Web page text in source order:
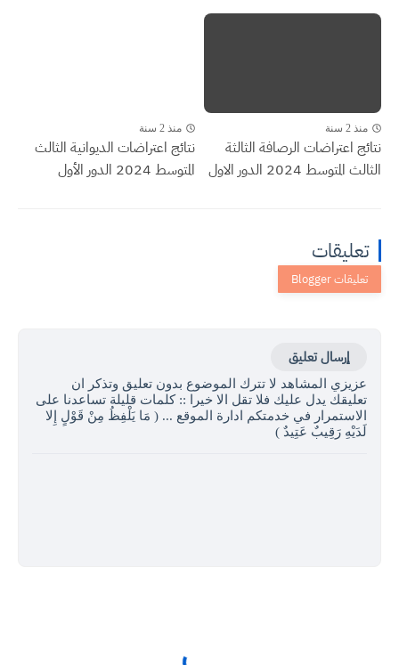
منذ 2 سنة
نتائج اعتراضات الرصافة الثالثة
الثالث المتوسط 2024 الدور الاول
منذ 2 سنة
نتائج اعتراضات الديوانية الثالث
المتوسط 2024 الدور الأول
تعليقات
إرسال تعليق
عزيزي المشاهد لا تترك الموضوع بدون تعليق وتذكر ان
تعليقك يدل عليك فلا تقل الا خيرا :: كلمات قليلة تساعدنا على
الاستمرار في خدمتكم ادارة الموقع ... ( مَا يَلْفِظُ مِنْ قَوْلٍ إِلا
لَدَيْهِ رَقِيبٌ عَتِيدٌ )